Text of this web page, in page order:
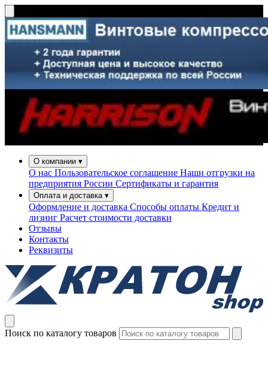
О компании ▾
О нас Пользовательское соглашение Наши отгрузки на
предприятия России Сертификаты и гарантия
Оплата и доставка ▾
Оформление и доставка Способы оплаты Кредит и
лизинг Расчет стоимости доставки
Отзывы
Контакты
Реквизиты
Поиск по каталогу товаров